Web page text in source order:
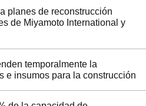
planes de reconstrucción
de Miyamoto International y
temporalmente la
e insumos para la construcción